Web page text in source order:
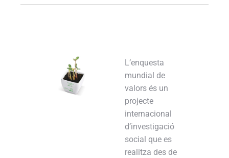
L’enquesta
mundial de
valors és un
projecte
internacional
d’investigació
social que es
realitza des de